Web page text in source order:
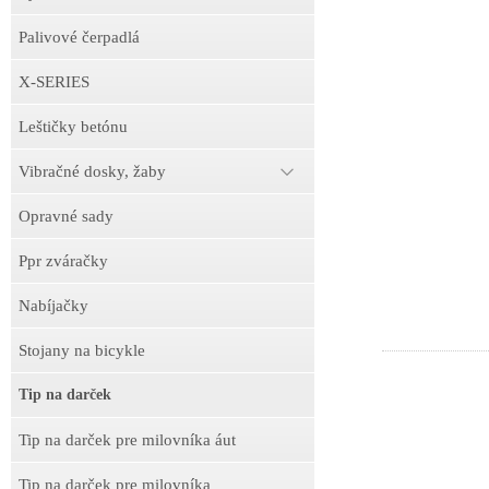
Palivové čerpadlá
X-SERIES
Leštičky betónu
Vibračné dosky, žaby
Opravné sady
Ppr zváračky
Nabíjačky
Stojany na bicykle
Tip na darček
Tip na darček pre milovníka áut
Tip na darček pre milovníka